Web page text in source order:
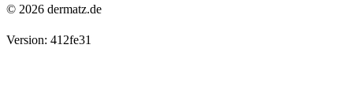
© 2026 dermatz.de
Version: 412fe31